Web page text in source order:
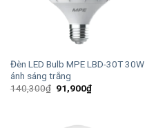
Đèn LED Bulb MPE LBD-30T 30W
ánh sáng trắng
140,300₫ Giá
gốc
91,900₫Giá
hiện